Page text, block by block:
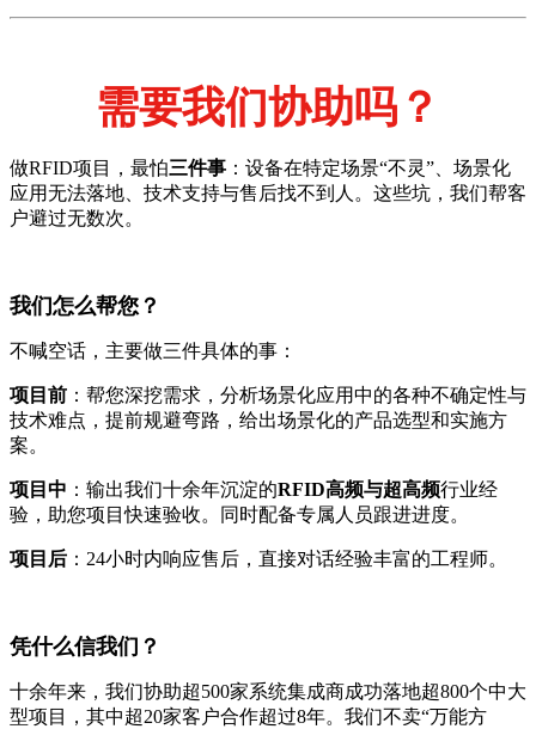
需要我们协助吗？
做RFID项目，最怕三件事 ：设备在特定场景“不灵”、场景化
应用无法落地、技术支持与售后找不到人。这些坑，我们帮客
户避过无数次。
我们怎么帮您？
不喊空话，主要做三件具体的事：
项目前 ：帮您深挖需求，分析场景化应用中的各种不确定性与
技术难点，提前规避弯路，给出场景化的产品选型和实施方
案。
项目中 ：输出我们十余年沉淀的RFID高频与超高频行业经
验，助您项目快速验收。同时配备专属人员跟进进度。
项目后 ：24小时内响应售后，直接对话经验丰富的工程师。
凭什么信我们？
十余年来，我们协助超500家系统集成商成功落地超800个中大
型项目，其中超20家客户合作超过8年。我们不卖“万能方